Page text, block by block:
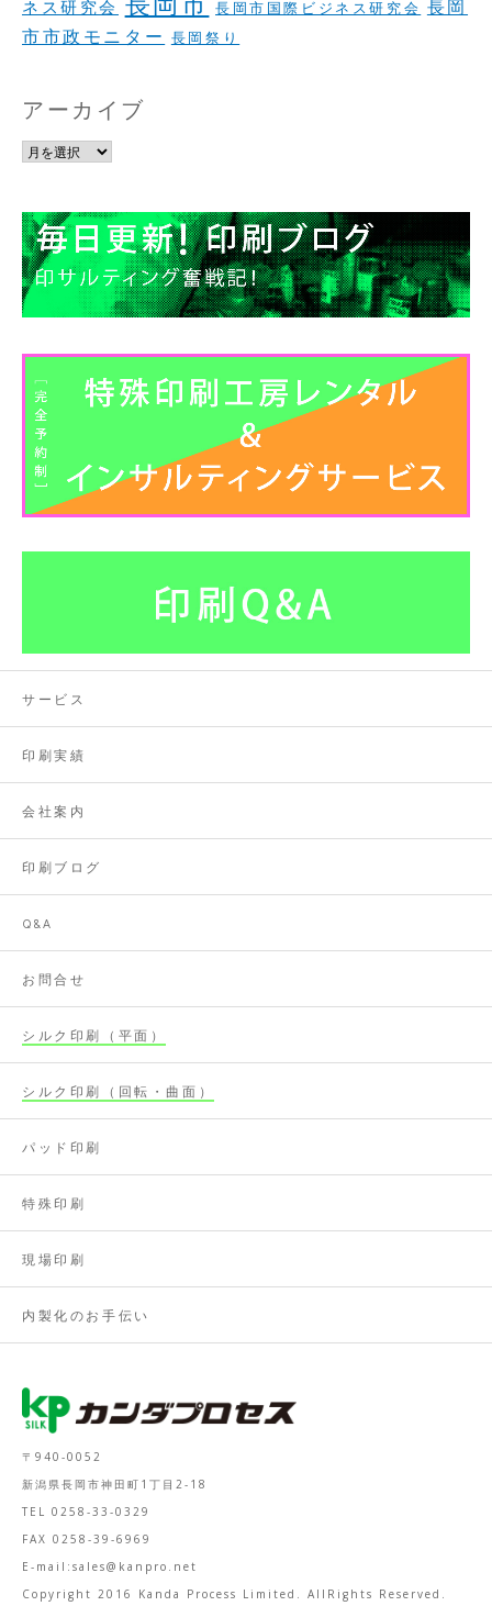
ネス研究会
長岡市国際ビジネス研究会 長岡
市市政モニター 長岡祭り
アーカイブ
ア
カ
イ
ブ
サービス
印刷実績
会社案内
印刷ブログ
Q&A
お問合せ
シルク印刷（平面）
シルク印刷（回転・曲面）
パッド印刷
特殊印刷
現場印刷
内製化のお手伝い
〒940-0052
新潟県長岡市神田町1丁目2-18
TEL 0258-33-0329
FAX 0258-39-6969
E-mail:sales@kanpro.net
Copyright 2016 Kanda Process Limited. AllRights Reserved.